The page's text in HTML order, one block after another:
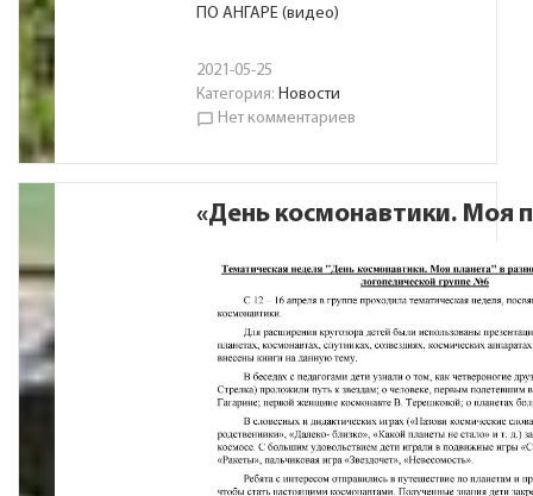
ПО АНГАРЕ (видео)
2021-05-25
Категория: Новости
chat_bubble_outline Нет комментариев
«День космонавтики. Моя